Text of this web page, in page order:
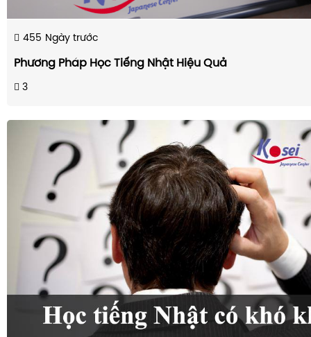
455 Ngày trước
Phương Pháp Học Tiếng Nhật Hiệu Quả
3